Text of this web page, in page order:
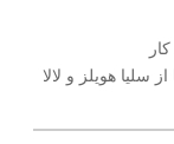
سلیا هویلز و لالا